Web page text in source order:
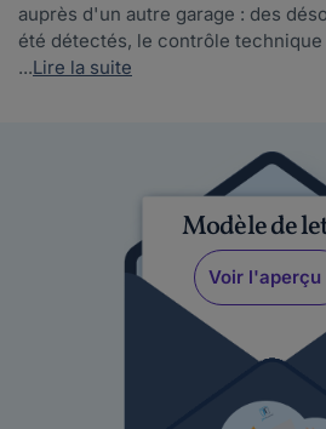
Modèle de
Voir l'aperçu
auprès d'un autre garage : des
été détectés, le contrôle
...Lire la suite